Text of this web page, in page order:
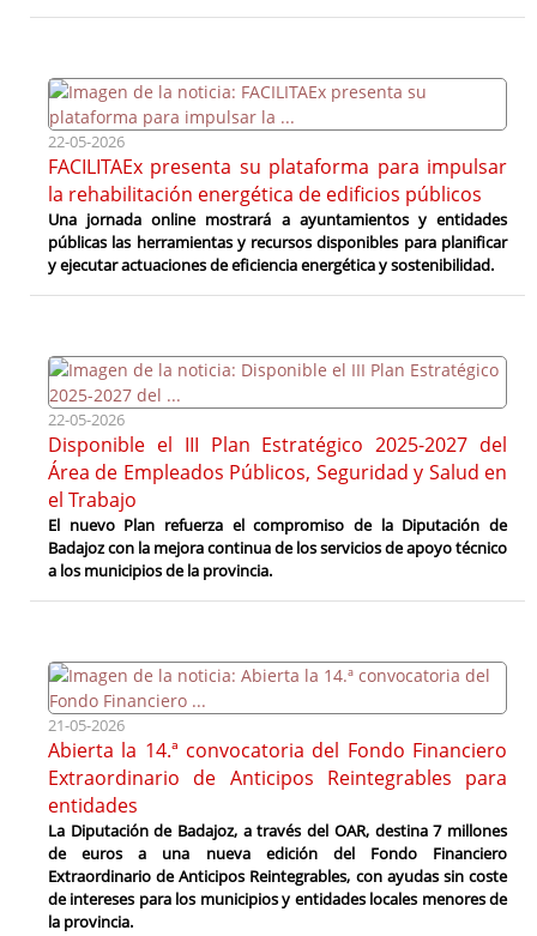
22-05-2026
FACILITAEx presenta su plataforma para impulsar
la rehabilitación energética de edificios públicos
Una jornada online mostrará a ayuntamientos y entidades
públicas las herramientas y recursos disponibles para planificar
y ejecutar actuaciones de eficiencia energética y sostenibilidad.
22-05-2026
Disponible el III Plan Estratégico 2025-2027 del
Área de Empleados Públicos, Seguridad y Salud en
el Trabajo
El nuevo Plan refuerza el compromiso de la Diputación de
Badajoz con la mejora continua de los servicios de apoyo técnico
a los municipios de la provincia.
21-05-2026
Abierta la 14.ª convocatoria del Fondo Financiero
Extraordinario de Anticipos Reintegrables para
entidades
La Diputación de Badajoz, a través del OAR, destina 7 millones
de euros a una nueva edición del Fondo Financiero
Extraordinario de Anticipos Reintegrables, con ayudas sin coste
de intereses para los municipios y entidades locales menores de
la provincia.